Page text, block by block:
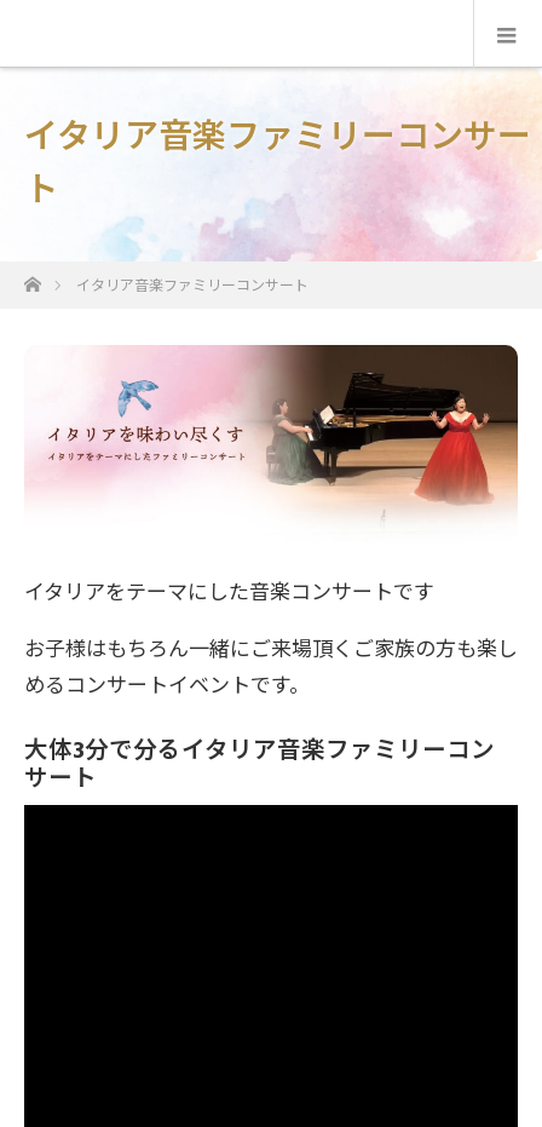
イタリア音楽ファミリーコンサー
ト
ホーム イタリア音楽ファミリーコンサート
イタリアをテーマにした音楽コンサートです
お子様はもちろん一緒にご来場頂くご家族の方も楽し
めるコンサートイベントです。
大体3分で分るイタリア音楽ファミリーコン
サート